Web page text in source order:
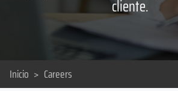
cliente.
Inicio > Careers